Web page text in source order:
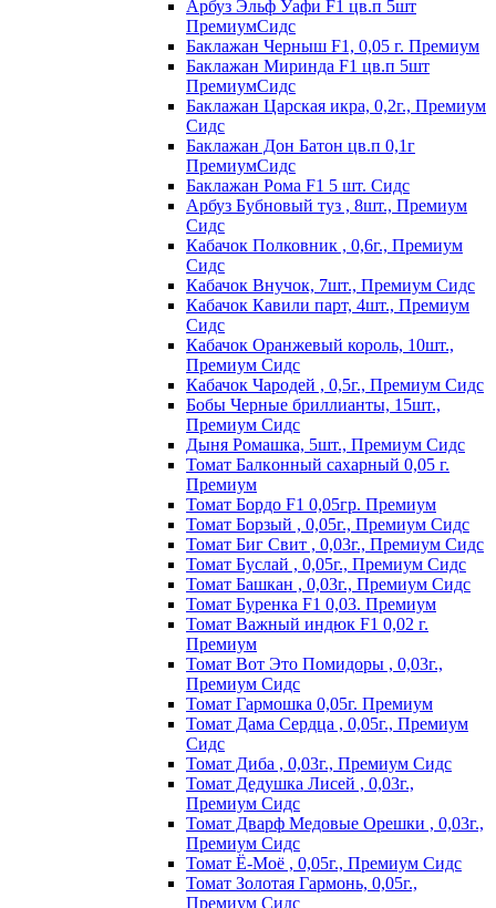
Арбуз Эльф Уафи F1 цв.п 5шт
ПремиумСидс
Баклажан Черныш F1, 0,05 г. Премиум
Баклажан Миринда F1 цв.п 5шт
ПремиумСидс
Баклажан Царская икра, 0,2г., Премиум
Сидс
Баклажан Дон Батон цв.п 0,1г
ПремиумСидс
Баклажан Рома F1 5 шт. Сидс
Арбуз Бубновый туз , 8шт., Премиум
Сидс
Кабачок Полковник , 0,6г., Премиум
Сидс
Кабачок Внучок, 7шт., Премиум Сидс
Кабачок Кавили парт, 4шт., Премиум
Сидс
Кабачок Оранжевый король, 10шт.,
Премиум Сидс
Кабачок Чародей , 0,5г., Премиум Сидс
Бобы Черные бриллианты, 15шт.,
Премиум Сидс
Дыня Ромашка, 5шт., Премиум Сидс
Томат Бaлкoнный caxapный 0,05 г.
Пpeмиyм
Томат Бордо F1 0,05гр. Премиум
Томат Борзый , 0,05г., Премиум Сидс
Томат Биг Свит , 0,03г., Премиум Сидс
Томат Буслай , 0,05г., Премиум Сидс
Томат Башкан , 0,03г., Премиум Сидс
Томат Буренка F1 0,03. Премиум
Томат Baжный индюк F1 0,02 г.
Пpeмиyм
Томат Вот Это Помидоры , 0,03г.,
Премиум Сидс
Томат Гармошка 0,05г. Премиум
Томат Дама Сердца , 0,05г., Премиум
Сидс
Томат Диба , 0,03г., Премиум Сидс
Томат Дедушка Лисей , 0,03г.,
Премиум Сидс
Томат Дварф Медовые Орешки , 0,03г.,
Премиум Сидс
Томат Ё-Моё , 0,05г., Премиум Сидс
Томат Золотая Гармонь, 0,05г.,
Премиум Сидс